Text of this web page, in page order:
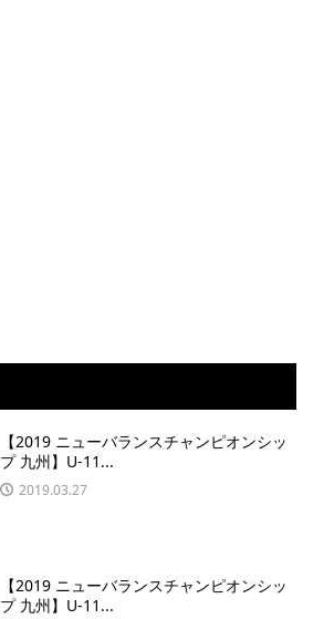
【2019 ニューバランスチャンピオンシッ
プ 九州】U-11...
2019.03.27
【2019 ニューバランスチャンピオンシッ
プ 九州】U-11...